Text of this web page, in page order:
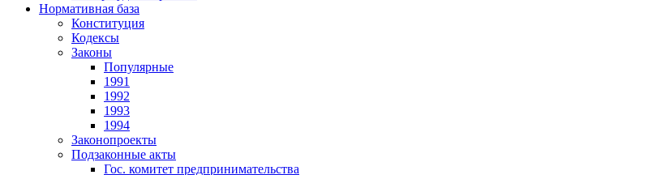
Нормативная база
Конституция
Кодексы
Законы
Популярные
1991
1992
1993
1994
Законопроекты
Подзаконные акты
Гос. комитет предпринимательства